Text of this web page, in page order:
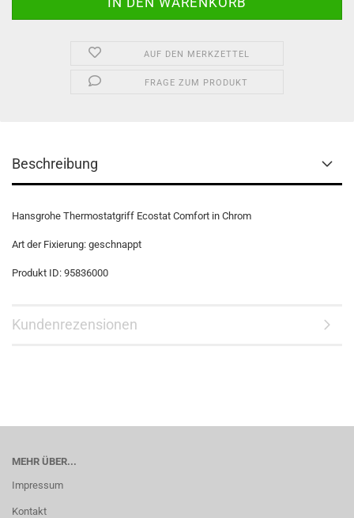
AUF DEN MERKZETTEL
FRAGE ZUM PRODUKT
Beschreibung
Hansgrohe Thermostatgriff Ecostat Comfort in Chrom
Art der Fixierung: geschnappt
Produkt ID: 95836000
Kundenrezensionen
MEHR ÜBER...
Impressum
Kontakt